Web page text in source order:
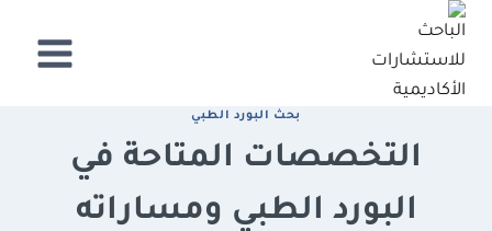
التجاوز
ﺑﺤﺚ اﻟﺒﻮرد اﻟﻄﺒﻲ
التخصصات المتاحة في
البورد الطبي ومساراته